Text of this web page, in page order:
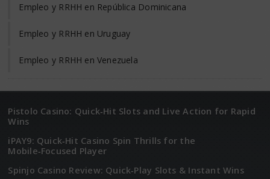
Empleo y RRHH en República Dominicana
Empleo y RRHH en Uruguay
Empleo y RRHH en Venezuela
Pistolo Casino: Quick‑Hit Slots and Live Action for Rapid
Wins
iPAY9: Quick‑Hit Casino Spin Thrills for the
Mobile‑Focused Player
Spinjo Casino Review: Quick‑Play Slots & Instant Wins